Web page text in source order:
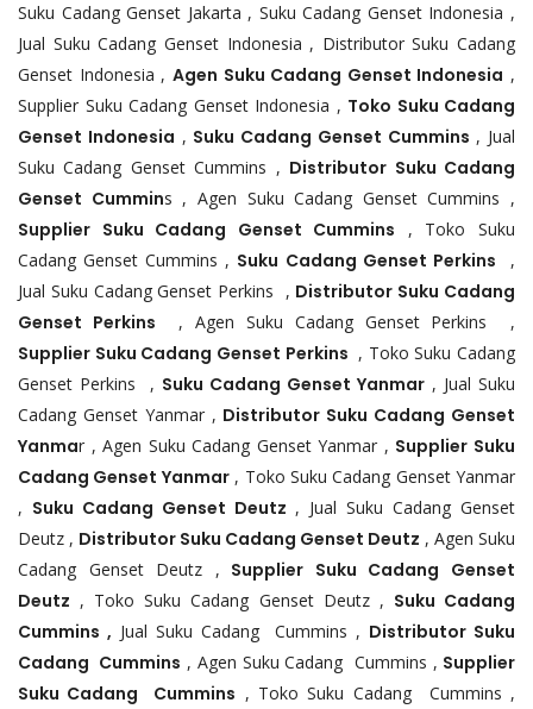
Suku Cadang Genset Jakarta , Suku Cadang Genset Indonesia ,
Jual Suku Cadang Genset Indonesia , Distributor Suku Cadang
Genset Indonesia , Agen Suku Cadang Genset Indonesia ,
Supplier Suku Cadang Genset Indonesia , Toko Suku Cadang
Genset Indonesia , Suku Cadang Genset Cummins , Jual
Suku Cadang Genset Cummins , Distributor Suku Cadang
Genset Cummins , Agen Suku Cadang Genset Cummins ,
Supplier Suku Cadang Genset Cummins , Toko Suku
Cadang Genset Cummins , Suku Cadang Genset Perkins ,
Jual Suku Cadang Genset Perkins , Distributor Suku Cadang
Genset Perkins , Agen Suku Cadang Genset Perkins ,
Supplier Suku Cadang Genset Perkins , Toko Suku Cadang
Genset Perkins , Suku Cadang Genset Yanmar , Jual Suku
Cadang Genset Yanmar , Distributor Suku Cadang Genset
Yanmar , Agen Suku Cadang Genset Yanmar , Supplier Suku
Cadang Genset Yanmar, Toko Suku Cadang Genset Yanmar
, Suku Cadang Genset Deutz , Jual Suku Cadang Genset
Deutz , Distributor Suku Cadang Genset Deutz , Agen Suku
Cadang Genset Deutz , Supplier Suku Cadang Genset
Deutz , Toko Suku Cadang Genset Deutz , Suku Cadang
Cummins , Jual Suku Cadang Cummins , Distributor Suku
Cadang Cummins , Agen Suku Cadang Cummins , Supplier
Suku Cadang Cummins , Toko Suku Cadang Cummins ,